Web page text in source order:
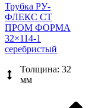
Трубка РУ-
ФЛЕКС СТ
ПРОМ ФОРМА
32×114-1
серебристый
Толщина: 32
мм